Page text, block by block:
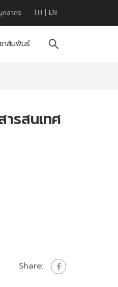
คลากร TH | EN
าสัมพันธ์
รสนเทศ
Share: